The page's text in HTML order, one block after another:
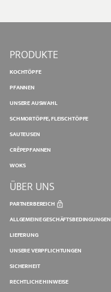
PRODUKTE
KOCHTÖPFE
PFANNEN
UNSERE AUSWAHL
SCHMORTÖPFE, FLEISCHTÖPFE
SAUTEUSEN
CRÊPEPFANNEN
WOKS
ÜBER UNS
PARTNERBEREICH
ALLGEMEINE GESCHÄFTSBEDINGUNGEN
LIEFERUNG
UNSERE VERPFLICHTUNGEN
SICHERHEIT
RECHTLICHE HINWEISE